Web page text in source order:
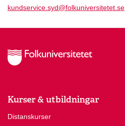
kundservice.syd@folkuniversitetet.se
Kurser & utbildningar
Distanskurser